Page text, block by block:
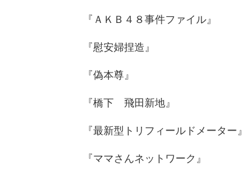
『ＡＫＢ４８事件ファイル』
『慰安婦捏造』
『偽本尊』
『橋下 飛田新地』
『最新型トリフィールドメーター』
『ママさんネットワーク』